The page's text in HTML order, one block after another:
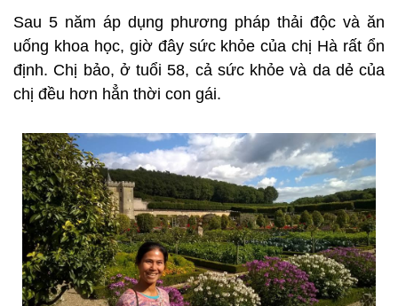
Sau 5 năm áp dụng phương pháp thải độc và ăn
uống khoa học, giờ đây sức khỏe của chị Hà rất ổn
định. Chị bảo, ở tuổi 58, cả sức khỏe và da dẻ của
chị đều hơn hẳn thời con gái.